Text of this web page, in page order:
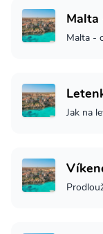
Malta
Malta -
Jak na